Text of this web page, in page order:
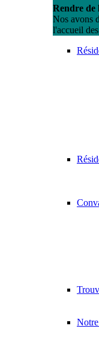
Rendre de
Nos avons
l'accueil
Notre